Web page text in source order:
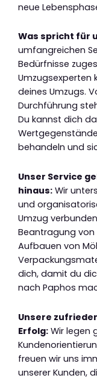
neue
Was spricht für
umfangreichen
Bedürfnisse
Umzugsexperten
deines Umzugs.
Durchführung
Du kannst dich
behandeln und
Unser Service
hinaus: Wir
und
Umzug
Beantragung
Aufbauen von
dich, damit du
nach Paphos
Unsere
Erfolg: Wir legen
freuen wir uns
unserer Kunden,